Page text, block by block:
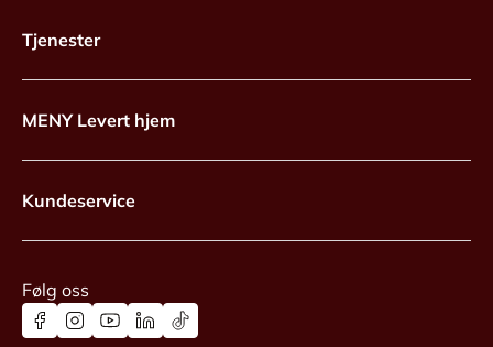
Tjenester
MENY Levert hjem
Kundeservice
Følg oss